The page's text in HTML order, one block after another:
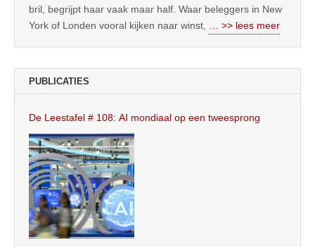
bril, begrijpt haar vaak maar half. Waar beleggers in New
York of Londen vooral kijken naar winst,
… >> lees meer
PUBLICATIES
De Leestafel # 108: AI mondiaal op een tweesprong